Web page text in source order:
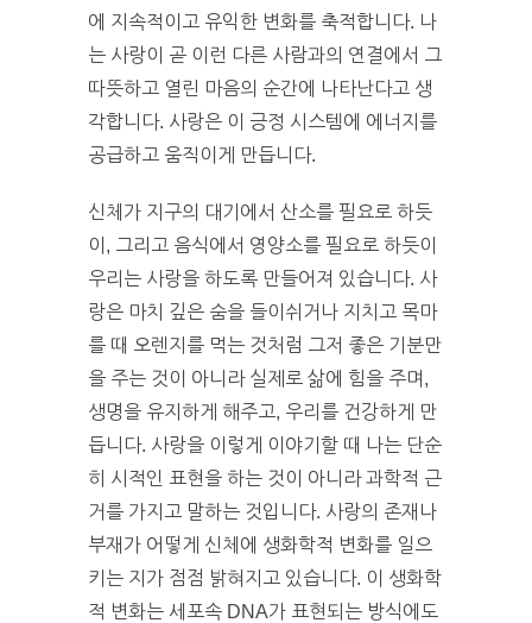
에 지속적이고 유익한 변화를 축적합니다. 나
는 사랑이 곧 이런 다른 사람과의 연결에서 그
따뜻하고 열린 마음의 순간에 나타난다고 생
각합니다. 사랑은 이 긍정 시스템에 에너지를
공급하고 움직이게 만듭니다.
신체가 지구의 대기에서 산소를 필요로 하듯
이, 그리고 음식에서 영양소를 필요로 하듯이
우리는 사랑을 하도록 만들어져 있습니다. 사
랑은 마치 깊은 숨을 들이쉬거나 지치고 목마
를 때 오렌지를 먹는 것처럼 그저 좋은 기분만
을 주는 것이 아니라 실제로 삶에 힘을 주며,
생명을 유지하게 해주고, 우리를 건강하게 만
듭니다. 사랑을 이렇게 이야기할 때 나는 단순
히 시적인 표현을 하는 것이 아니라 과학적 근
거를 가지고 말하는 것입니다. 사랑의 존재나
부재가 어떻게 신체에 생화학적 변화를 일으
키는 지가 점점 밝혀지고 있습니다. 이 생화학
적 변화는 세포속 DNA가 표현되는 방식에도